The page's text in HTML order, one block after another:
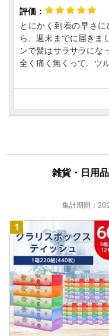
とにかく到着の早さ
ら、週末までに届きま
ンで髪はサラサラにな
全く痛く無くって、ツ
雑貨・日用
集計期間：